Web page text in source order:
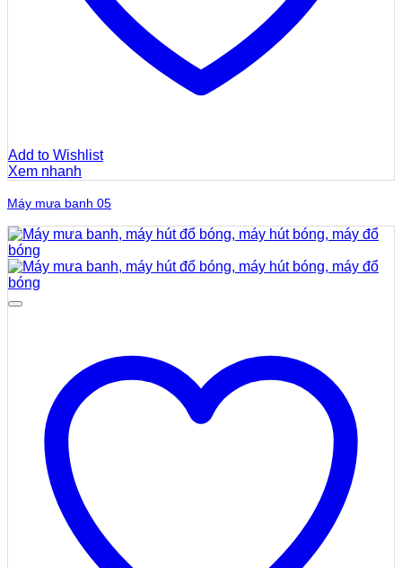
Add to Wishlist
Xem nhanh
Máy mưa banh 05